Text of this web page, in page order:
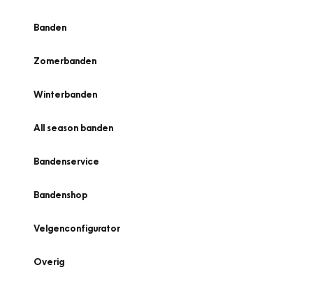
Banden
Zomerbanden
Winterbanden
All season banden
Bandenservice
Bandenshop
Velgenconfigurator
Overig